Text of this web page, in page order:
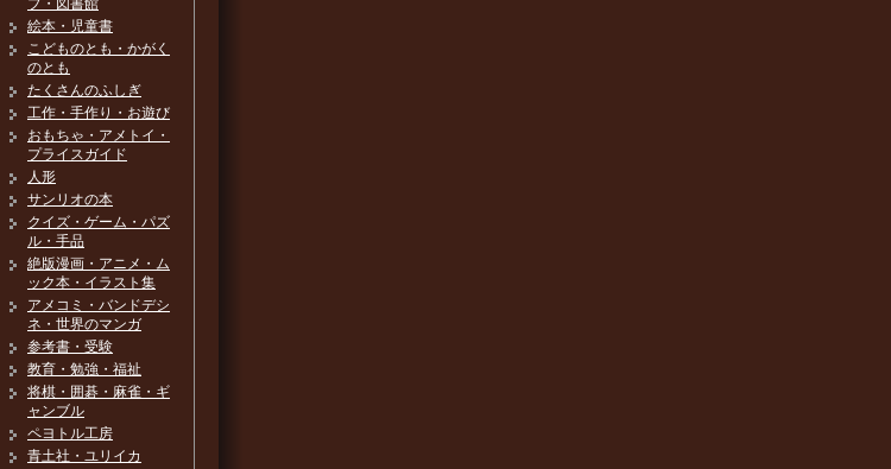
プ・図書館
絵本・児童書
こどものとも・かがく
のとも
たくさんのふしぎ
工作・手作り・お遊び
おもちゃ・アメトイ・
プライスガイド
人形
サンリオの本
クイズ・ゲーム・パズ
ル・手品
絶版漫画・アニメ・ム
ック本・イラスト集
アメコミ・バンドデシ
ネ・世界のマンガ
参考書・受験
教育・勉強・福祉
将棋・囲碁・麻雀・ギ
ャンブル
ペヨトル工房
青土社・ユリイカ